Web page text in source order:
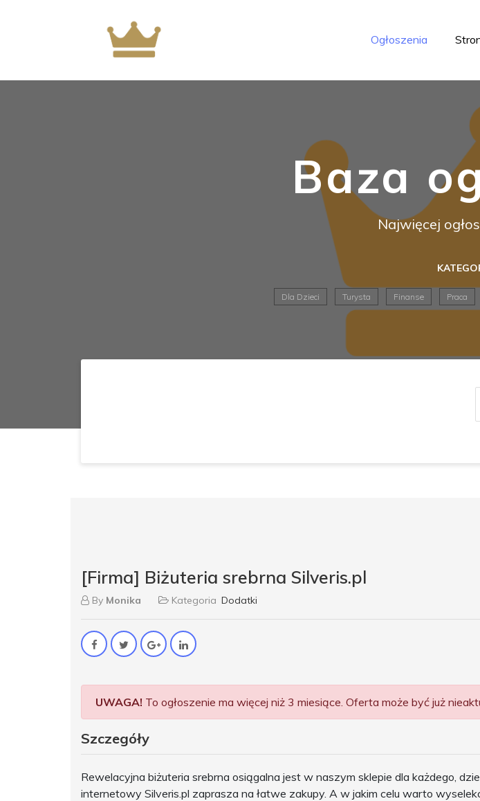
Ogłoszenia
Baza
Najwięcej
Dla Dzieci Turysta Finanse Praca
[Firma] Biżuteria srebrna Silveris.pl
By Monika Kategoria Dodatki
UWAGA! To ogłoszenie ma więcej niż 3 miesiące. Oferta może być już
Szczegóły
Rewelacyjna biżuteria srebrna osiągalna jest w naszym sklepie dla każdego,
internetowy Silveris.pl zaprasza na łatwe zakupy. A w jakim celu warto